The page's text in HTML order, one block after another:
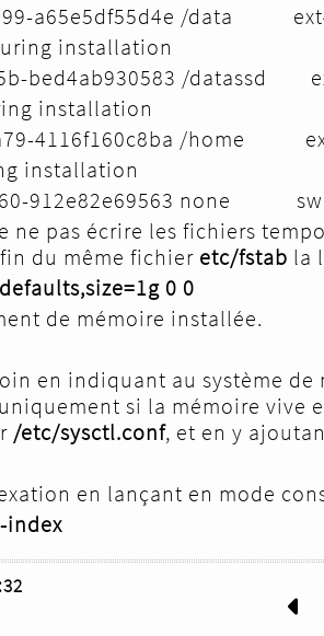
b999-a65e5df55d4e /
installation
bed4ab930583 /datassd
installation
4116f160c8ba /home
installation
aa60-912e82e69563
ne pas écrire les fichiers
du même fichier etc/fstab la
0 0
de mémoire installée.
en indiquant au système
si la mémoire vive
/etc/sysctl.conf, et en y
en lançant en mode
index